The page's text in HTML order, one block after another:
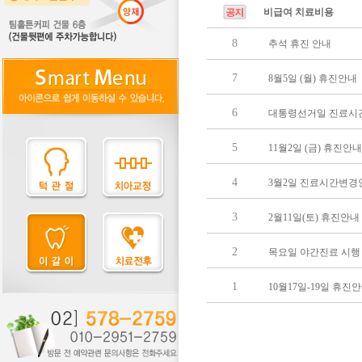
비급여 치료비용
8 추석 휴진 안내
7 8월5일 (월) 휴진안내
6 대통령선거일 진료시
5 11월2일 (금) 휴진안내
4 3월2일 진료시간변경
3 2월11일(토) 휴진안내
2 목요일 야간진료 시행
1 10월17일-19일 휴진